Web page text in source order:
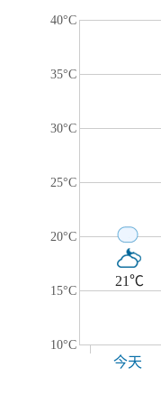
40°C
35°C
30°C
25°C
20°C
15°C
10°C
21℃
今天